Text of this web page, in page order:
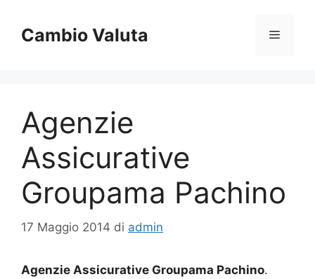
contenuto
Cambio Valuta Menu
Agenzie
Assicurative
Groupama Pachino
17 Maggio 2014 di admin
Agenzie Assicurative Groupama Pachino.